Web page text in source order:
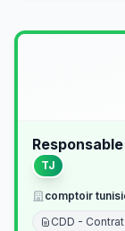
TJ
comptoir
CDD -